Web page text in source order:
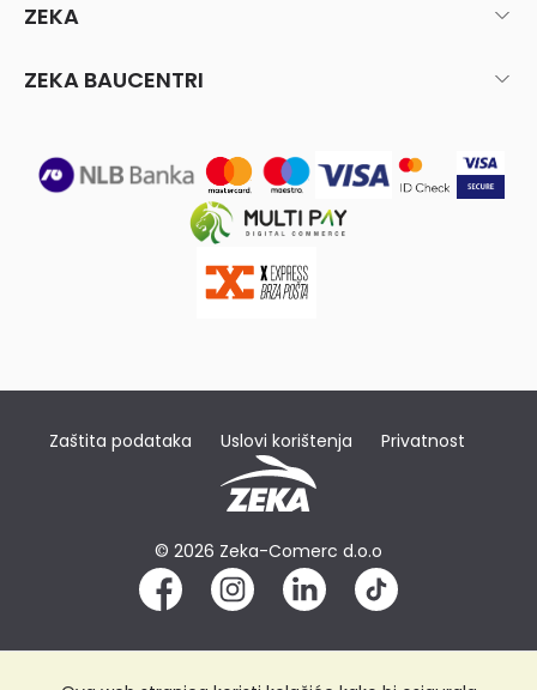
ZEKA
ZEKA BAUCENTRI
Zaštita podataka Uslovi korištenja Privatnost
© 2026 Zeka-Comerc d.o.o